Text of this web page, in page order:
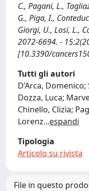
C., Pagani, L.,
G., Piga, I.,
Giorgi, U., Losi, L.,
2072-6694. -
[10.3390/
Tutti gli autori
D’Arca,
Dozza, Luca;
Chinello, Clizia;
Lorenz...espandi
Tipologia
Articolo su rivista
File in questo